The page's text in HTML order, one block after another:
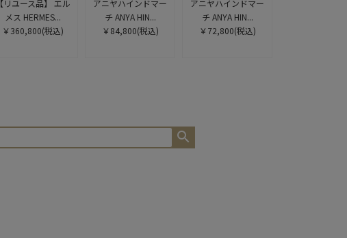
【リユース品】 エル
メス HERMES...
￥360,800(税込)
アニヤハインドマー
チ ANYA HIN...
￥84,800(税込)
アニヤハインドマー
チ ANYA HIN...
￥72,800(税込)